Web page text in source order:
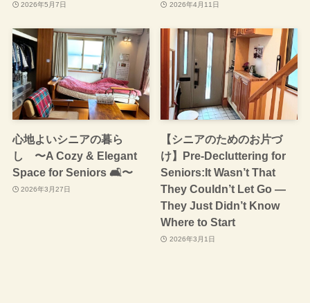
2026年5月7日 2026年4月11日
心地よいシニアの暮ら
し 〜A Cozy & Elegant
Space for Seniors 🛋️〜
2026年3月27日
【シニアのためのお片づ
け】Pre-Decluttering for
Seniors:It Wasn’t That
They Couldn’t Let Go —
They Just Didn’t Know
Where to Start
2026年3月1日